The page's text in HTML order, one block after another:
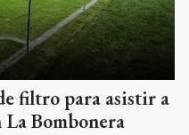
filtro para asistir a
Bombonera